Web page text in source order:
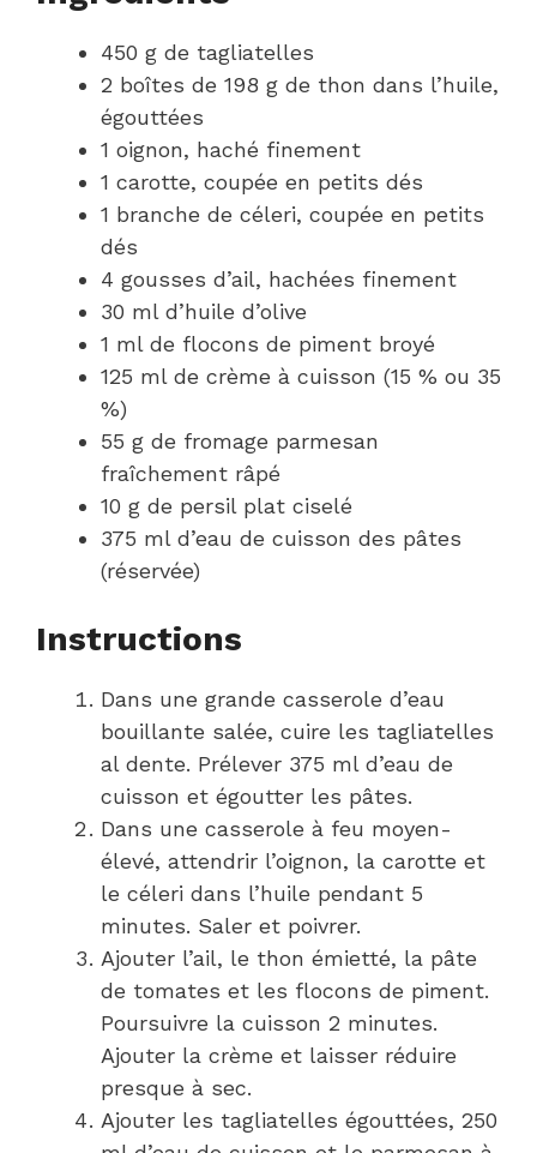
450 g de tagliatelles
2 boîtes de 198 g de thon dans l’huile,
égouttées
1 oignon, haché finement
1 carotte, coupée en petits dés
1 branche de céleri, coupée en petits
dés
4 gousses d’ail, hachées finement
30 ml d’huile d’olive
1 ml de flocons de piment broyé
125 ml de crème à cuisson (15 % ou 35
%)
55 g de fromage parmesan
fraîchement râpé
10 g de persil plat ciselé
375 ml d’eau de cuisson des pâtes
(réservée)
Instructions
Dans une grande casserole d’eau
bouillante salée, cuire les tagliatelles
al dente. Prélever 375 ml d’eau de
cuisson et égoutter les pâtes.
Dans une casserole à feu moyen-
élevé, attendrir l’oignon, la carotte et
le céleri dans l’huile pendant 5
minutes. Saler et poivrer.
Ajouter l’ail, le thon émietté, la pâte
de tomates et les flocons de piment.
Poursuivre la cuisson 2 minutes.
Ajouter la crème et laisser réduire
presque à sec.
Ajouter les tagliatelles égouttées, 250